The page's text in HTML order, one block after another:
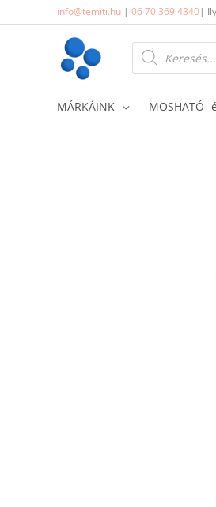
to
info@temiti.hu | 06 70 369 4340|
Products
search
MÁRKÁINK MOSHATÓ-